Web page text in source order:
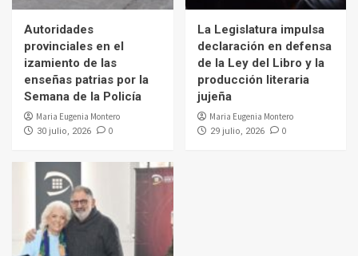
Autoridades
provinciales en el
izamiento de las
enseñas patrias por la
Semana de la Policía
Maria Eugenia Montero
30 julio, 2026 0
La Legislatura impulsa
declaración en defensa
de la Ley del Libro y la
producción literaria
jujeña
Maria Eugenia Montero
29 julio, 2026 0